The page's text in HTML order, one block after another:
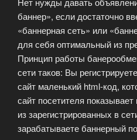
баннер», если достаточно
«баннерная сеть» или
для себя оптимальный из
Принцип работы
сети таков: Вы
сайт маленький html-код,
сайт посетителя
из зарегистрированных в
зарабатываете баннерный